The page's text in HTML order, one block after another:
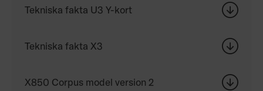
Tekniska fakta U3 Y-kort
Tekniska fakta X3
X850 Corpus model version 2